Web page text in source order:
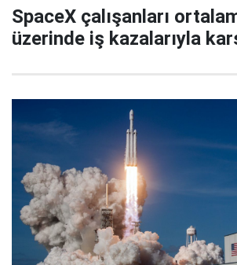
SpaceX çalışanları
üzerinde iş kazalarıyla